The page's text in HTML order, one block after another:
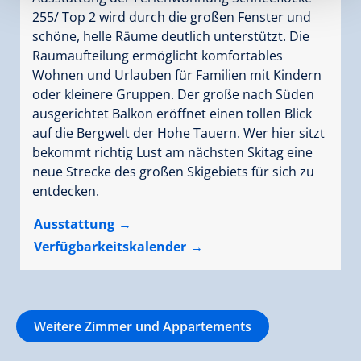
255/ Top 2 wird durch die großen Fenster und
schöne, helle Räume deutlich unterstützt. Die
Raumaufteilung ermöglicht komfortables
Wohnen und Urlauben für Familien mit Kindern
oder kleinere Gruppen. Der große nach Süden
ausgerichtet Balkon eröffnet einen tollen Blick
auf die Bergwelt der Hohe Tauern. Wer hier sitzt
bekommt richtig Lust am nächsten Skitag eine
neue Strecke des großen Skigebiets für sich zu
entdecken.
Ausstattung
Verfügbarkeitskalender
Weitere Zimmer und Appartements